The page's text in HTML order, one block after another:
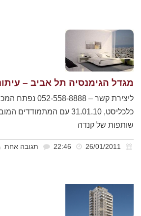
מגדל הגימנסיה תל אביב –
ליצירת קשר –
כלכליסט, 31.01.10 עם
שותפות של קנדה
תגובה אחת